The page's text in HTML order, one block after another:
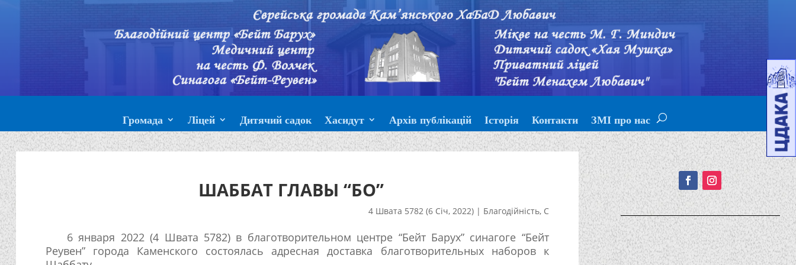
Громада Ліцей Дитячий садок Хасидут Архів публікацій Історія Контакти ЗМІ про нас
ШАББАТ ГЛАВЫ “БО”
4 Швата 5782 (6 Січ, 2022)| Благодійність, С
6 января 2022 (4 Швата 5782) в благотворительном центре “Бейт Барух” синагоге “Бейт
Реувен” города Каменского состоялась адресная доставка благотворительных наборов к
Подписывайтесь!